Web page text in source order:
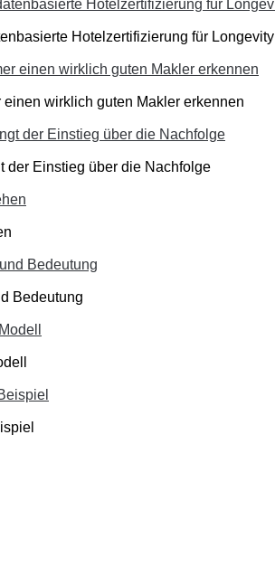
Hotelzertifizierung für Longevity
wirklich guten Makler erkennen
der Einstieg über die Nachfolge
Bedeutung